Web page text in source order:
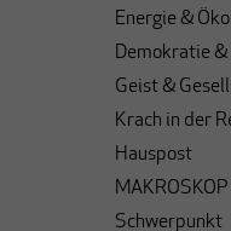
Energie &
Demokratie
Geist &
Krach in der
Hauspost
Schwerpunkt